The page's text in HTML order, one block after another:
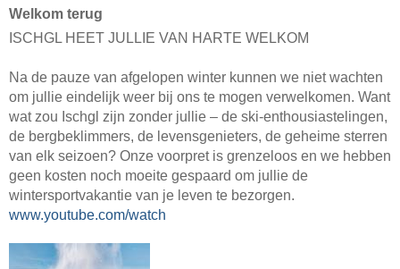
Welkom terug
ISCHGL HEET JULLIE VAN HARTE WELKOM
Na de pauze van afgelopen winter kunnen we niet wachten
om jullie eindelijk weer bij ons te mogen verwelkomen. Want
wat zou Ischgl zijn zonder jullie – de ski-enthousiastelingen,
de bergbeklimmers, de levensgenieters, de geheime sterren
van elk seizoen? Onze voorpret is grenzeloos en we hebben
geen kosten noch moeite gespaard om jullie de
wintersportvakantie van je leven te bezorgen.
www.youtube.com/watch